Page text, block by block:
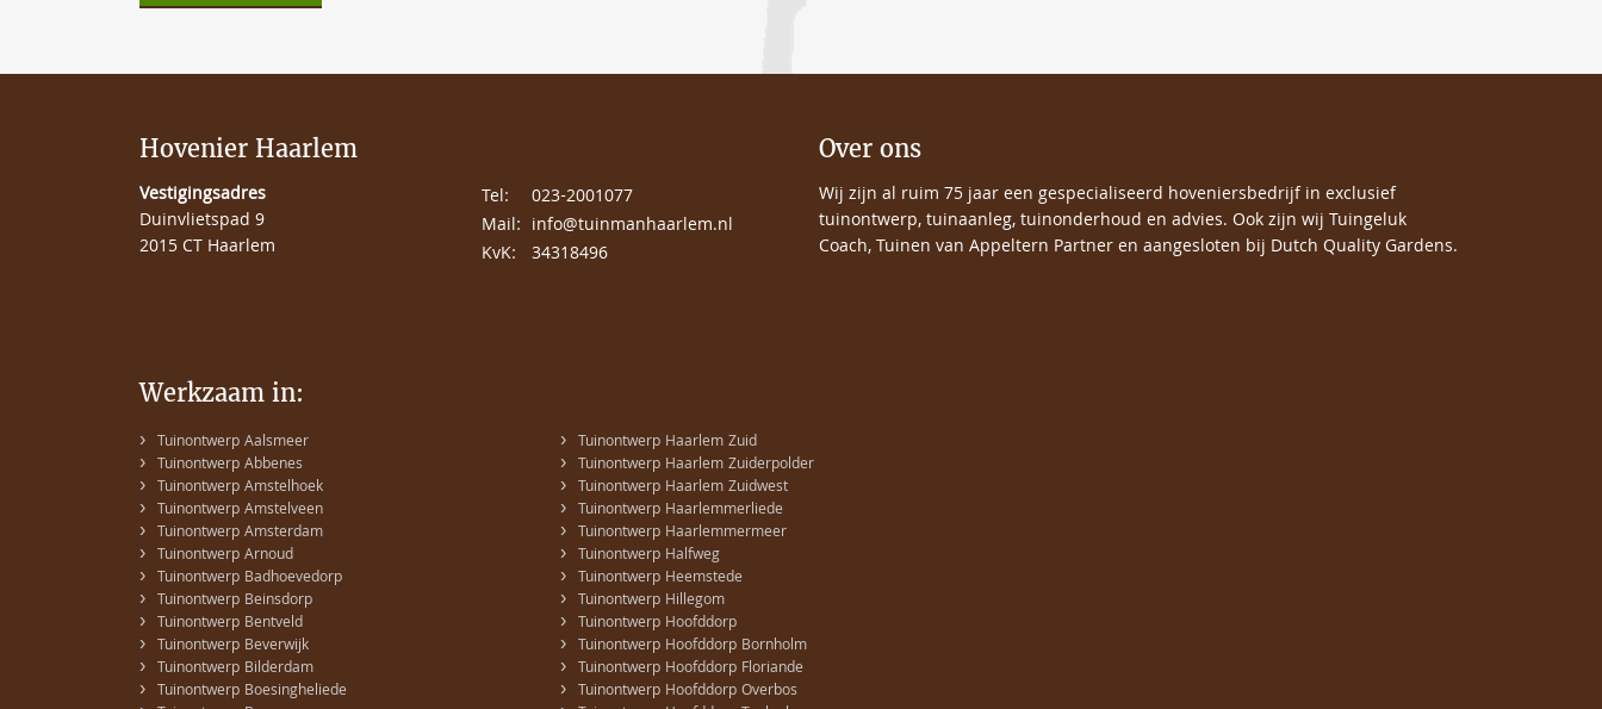
Hovenier Haarlem
Vestigingsadres
Duinvlietspad 9
2015 CT Haarlem
Tel:
023-2001077
Mail: info@tuinmanhaarlem.nl
KvK: 34318496
Over ons
Wij zijn al ruim 75 jaar een gespecialiseerd hoveniersbedrijf in exclusief
tuinontwerp, tuinaanleg, tuinonderhoud en advies. Ook zijn wij Tuingeluk
Coach, Tuinen van Appeltern Partner en aangesloten bij Dutch Quality Gardens.
Werkzaam in:
› Tuinontwerp Aalsmeer
› Tuinontwerp Abbenes
› Tuinontwerp Amstelhoek
› Tuinontwerp Amstelveen
› Tuinontwerp Amsterdam
› Tuinontwerp Arnoud
› Tuinontwerp Badhoevedorp
› Tuinontwerp Beinsdorp
› Tuinontwerp Bentveld
› Tuinontwerp Beverwijk
› Tuinontwerp Bilderdam
› Tuinontwerp Boesingheliede
› Tuinontwerp Haarlem Zuid
› Tuinontwerp Haarlem Zuiderpolder
› Tuinontwerp Haarlem Zuidwest
› Tuinontwerp Haarlemmerliede
› Tuinontwerp Haarlemmermeer
› Tuinontwerp Halfweg
› Tuinontwerp Heemstede
› Tuinontwerp Hillegom
› Tuinontwerp Hoofddorp
› Tuinontwerp Hoofddorp Bornholm
› Tuinontwerp Hoofddorp Floriande
› Tuinontwerp Hoofddorp Overbos